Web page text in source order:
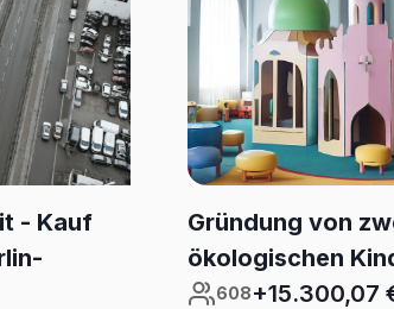
- Kauf
Gründung von
ökologischen
608+15.300,07